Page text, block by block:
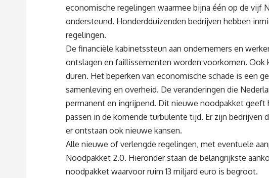
economische regelingen waarmee bijna één op de vijf
ondersteund. Honderdduizenden bedrijven hebben
regelingen.
De financiële kabinetssteun aan ondernemers en
ontslagen en faillissementen worden voorkomen. Ook
duren. Het beperken van economische schade is een
samenleving en overheid. De veranderingen die
permanent en ingrijpend. Dit nieuwe noodpakket geeft
passen in de komende turbulente tijd. Er zijn
er ontstaan ook nieuwe kansen.
Alle nieuwe of verlengde regelingen, met eventuele
Noodpakket 2.0. Hieronder staan de belangrijkste
noodpakket waarvoor ruim 13 miljard euro is begroot.